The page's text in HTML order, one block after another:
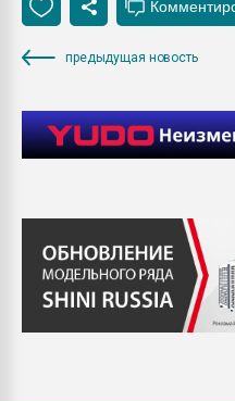
предыдущая новость